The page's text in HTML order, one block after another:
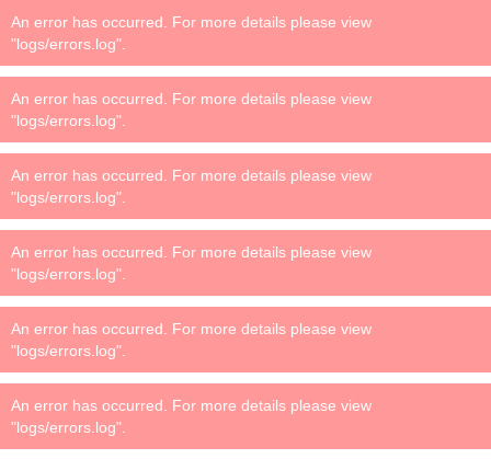
An error has occurred. For more details please view
"logs/errors.log".
An error has occurred. For more details please view
"logs/errors.log".
An error has occurred. For more details please view
"logs/errors.log".
An error has occurred. For more details please view
"logs/errors.log".
An error has occurred. For more details please view
"logs/errors.log".
An error has occurred. For more details please view
"logs/errors.log".